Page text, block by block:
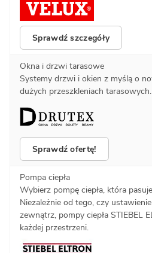
Sprawdź szczegóły
Okna i drzwi tarasowe
Systemy drzwi i okien z myślą o
dużych przeszkleniach tarasowych.
Sprawdź ofertę!
Pompa ciepła
Wybierz pompę ciepła, która
Niezależnie od tego, czy
zewnątrz, pompy ciepła STIEBEL
każdej przestrzeni.